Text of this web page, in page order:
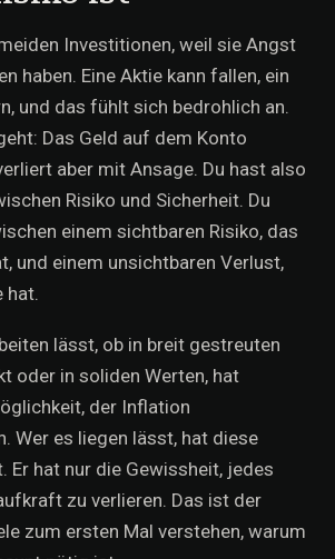
Investitionen, weil sie Angst
haben. Eine Aktie kann fallen, ein
und das fühlt sich bedrohlich an.
Das Geld auf dem Konto
aber mit Ansage. Du hast also
Risiko und Sicherheit. Du
einem sichtbaren Risiko, das
und einem unsichtbaren Verlust,
hat.
lässt, ob in breit gestreuten
oder in soliden Werten, hat
der Inflation
Wer es liegen lässt, hat diese
Er hat nur die Gewissheit, jedes
zu verlieren. Das ist der
zum ersten Mal verstehen, warum